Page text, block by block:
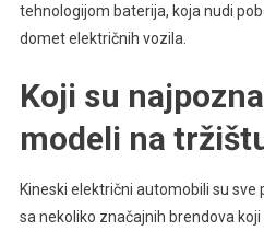
tehnologijom baterija, koja nudi
domet električnih vozila.
Koji su
modeli na
Kineski električni automobili su
sa nekoliko značajnih brendova